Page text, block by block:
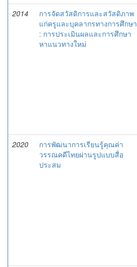
2014
การจัดสวัสดิการและสวัสดิภาพ
แก่ครูและบุคลากรทางการศึกษา
: การประเมินผลและการศึกษา
หาแนวทางใหม่
2020
การพัฒนาการเรียนรู้คุณค่า
วรรณคดีไทยผ่านรูปแบบสื่อ
ประสม